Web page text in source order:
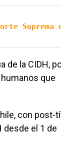
Suprema
de la CIDH,
que
con post-
desde el 1 de